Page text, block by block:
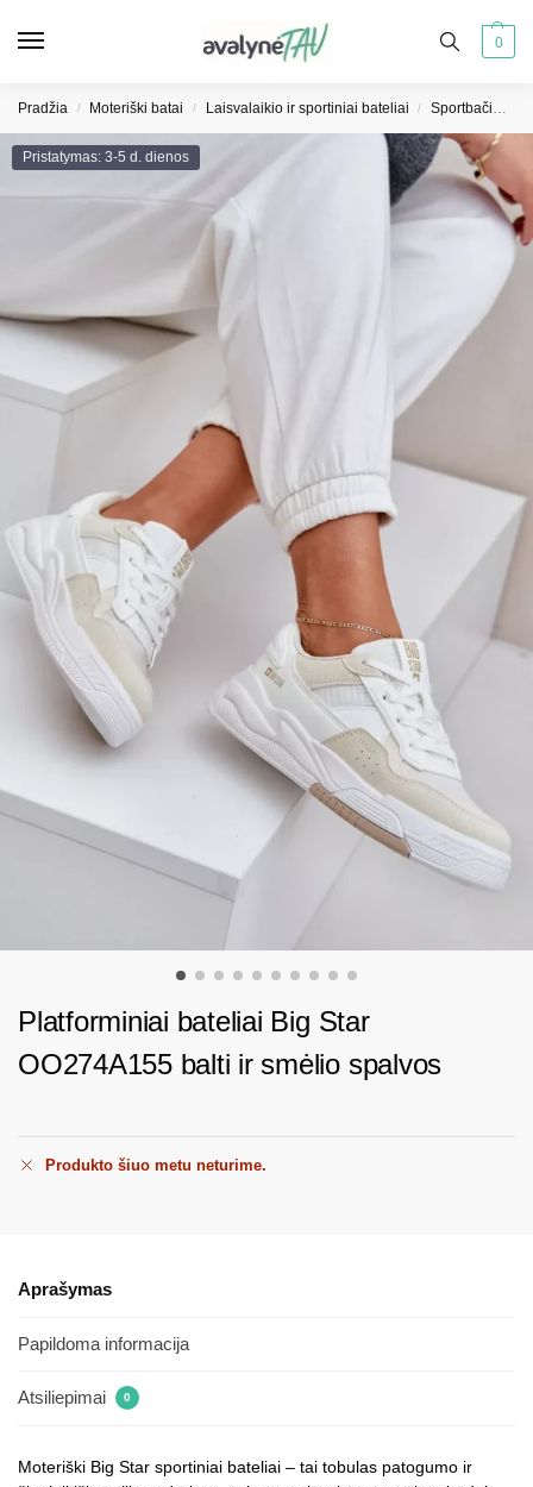
0
Pradžia / Moteriški batai / Laisvalaikio ir sportiniai bateliai / Sportbačiai moterims
Pristatymas: 3-5 d. dienos
Platforminiai bateliai Big Star
OO274A155 balti ir smėlio spalvos
Produkto šiuo metu neturime.
Aprašymas
Papildoma informacija
Atsiliepimai 0
Moteriški Big Star sportiniai bateliai – tai tobulas patogumo ir